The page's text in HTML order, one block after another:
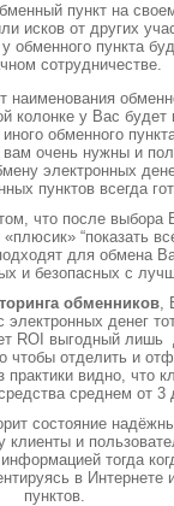
пункт на
исков от других
обменного пункта
сотрудничестве.
колонке у Вас
обменного
очень нужны и
электронных
пунктов всегда
что после
“показать
для обмена
и безопасных с
обменников,
денег
ROI выгодный
чтобы отделить и
практики видно, что
среднем от 3
состояние
клиенты и
тогда
в
пунктов.